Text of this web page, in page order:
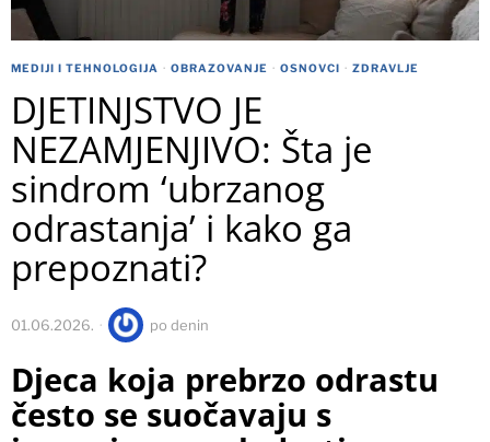
MEDIJI I TEHNOLOGIJA · OBRAZOVANJE · OSNOVCI · ZDRAVLJE
DJETINJSTVO JE
NEZAMJENJIVO: Šta je
sindrom ‘ubrzanog
odrastanja’ i kako ga
prepoznati?
01.06.2026. po denin
Djeca koja prebrzo odrastu
često se suočavaju s